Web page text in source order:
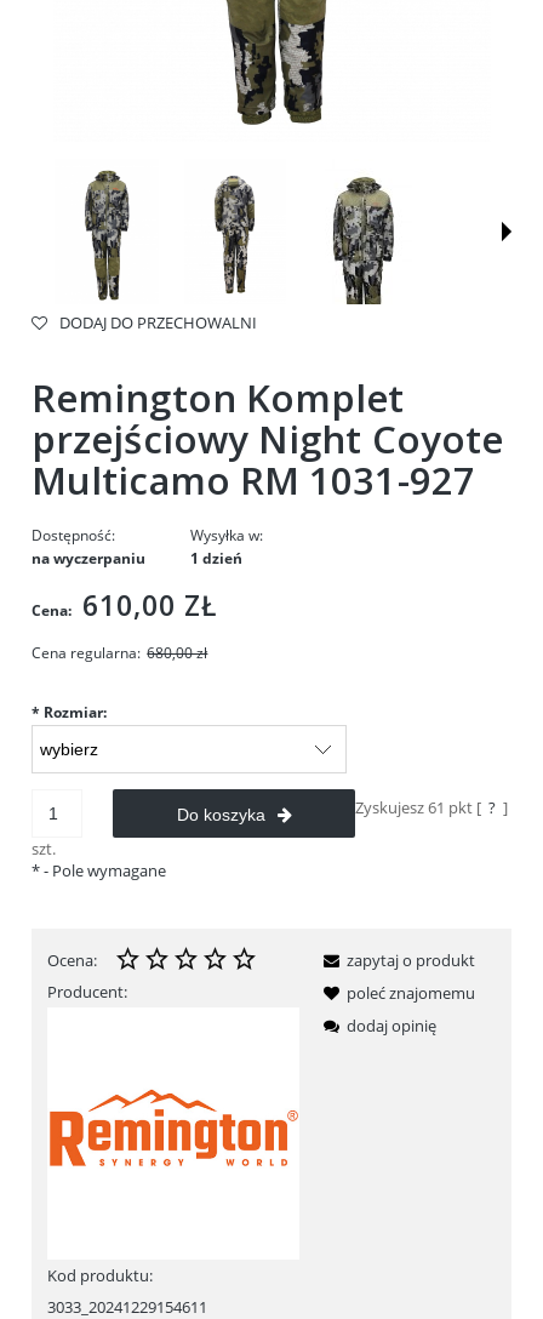
DODAJ DO PRZECHOWALNI
Remington Komplet
przejściowy Night Coyote
Multicamo RM 1031-927
Dostępność:
na wyczerpaniu
Wysyłka w:
1 dzień
Cena: 610,00 ZŁ
Cena regularna: 680,00 zł
* Rozmiar:
szt.
Do koszyka Zyskujesz61 pkt [ ? ]
*- Pole wymagane
Ocena:
Producent:
Kod produktu:
3033_20241229154611
zapytaj o produkt
poleć znajomemu
dodaj opinię